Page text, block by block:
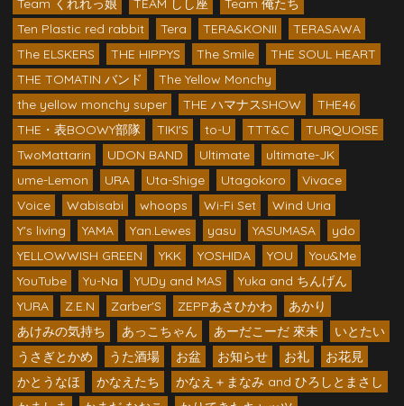
Team くれれっ娘
TEAM しし座
Team 俺たち
Ten Plastic red rabbit
Tera TERA&KONII
TERASAWA
The ELSKERS
THE HIPPYS The Smile
THE SOUL HEART
THE TOMATIN バンド
The Yellow Monchy
the yellow monchy super
THE ハマナスSHOW
THE46
THE・表BOOWY部隊
TIKI'S to-U TTT&C
TURQUOISE
TwoMattarin
UDON BAND Ultimate
ultimate-JK
ume-Lemon
URA Uta-Shige Utagokoro
Vivace
Voice
Wabisabi whoops Wi-Fi Set
Wind Uria
Y's living
YAMA Yan.Lewes yasu YASUMASA
ydo
YELLOWWISH GREEN
YKK YOSHIDA YOU
You&Me
YouTube
Yu-Na YUDy and MAS
Yuka and ちんげん
YURA
Z.E.N Zarber'S ZEPPあさひかわ
あかり
あけみの気持ち
あっこちゃん あーだこーだ 來未
いとたい
うさぎとかめ
うた酒場 お盆 お知らせ お礼
お花見
かとうなほ
かなえたち
かなえ＋まなみ and ひろしとまさし